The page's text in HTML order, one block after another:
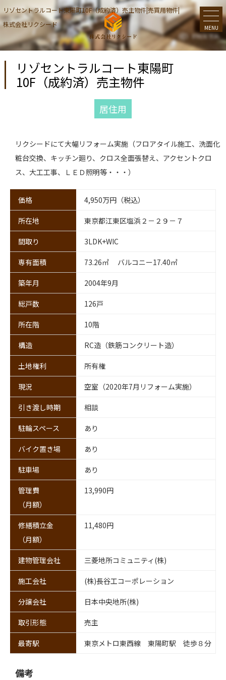
リゾセントラルコート東陽町10F（成約済）売主物件|売買用物件|
株式会社リクシード
MENU
リゾセントラルコート東陽町
10F（成約済）売主物件
居住用
リクシードにて大幅リフォーム実施（フロアタイル施工、洗面化
粧台交換、キッチン廻り、クロス全面張替え、アクセントクロ
ス、大工工事、ＬＥＤ照明等・・・）
価格 4,950万円（税込）
所在地 東京都江東区塩浜２－２９－７
間取り 3LDK+WIC
専有面積 73.26㎡ バルコニー17.40㎡
築年月 2004年9月
総戸数 126戸
所在階 10階
構造 RC造（鉄筋コンクリート造）
土地権利 所有権
現況 空室（2020年7月リフォーム実施）
引き渡し時期 相談
駐輪スペース あり
バイク置き場 あり
駐車場 あり
管理費
（月額）
13,990円
修繕積立金
（月額）
11,480円
建物管理会社 三菱地所コミュニティ(株)
施工会社 (株)長谷工コーポレーション
分譲会社 日本中央地所(株)
取引形態 売主
最寄駅 東京メトロ東西線 東陽町駅 徒歩８分
備考